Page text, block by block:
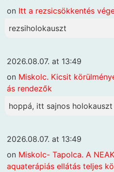
on Itt a rezsicsökkentés
rezsiholokauszt
2026.08.07. at 13:49
on Miskolc. Kicsit
ás rendezők
hoppá, itt sajnos
2026.08.07. at 13:49
on Miskolc- Tapolca. A
aquaterápiás ellátás teljes